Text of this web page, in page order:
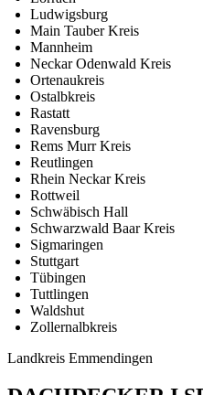
Ludwigsburg
Main Tauber Kreis
Mannheim
Neckar Odenwald Kreis
Ortenaukreis
Ostalbkreis
Rastatt
Ravensburg
Rems Murr Kreis
Reutlingen
Rhein Neckar Kreis
Rottweil
Schwäbisch Hall
Schwarzwald Baar Kreis
Sigmaringen
Stuttgart
Tübingen
Tuttlingen
Waldshut
Zollernalbkreis
Landkreis Emmendingen